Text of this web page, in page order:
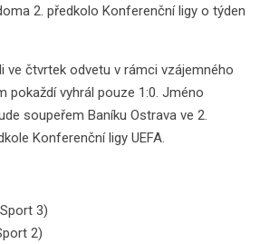
2. předkolo Konferenční ligy o týden
ve čtvrtek odvetu v rámci vzájemného
pokaždí vyhrál pouze 1:0. Jméno
soupeřem Baníku Ostrava ve 2.
Konferenční ligy UEFA.
3)
2)